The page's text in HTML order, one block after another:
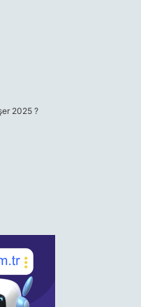
2025 ?